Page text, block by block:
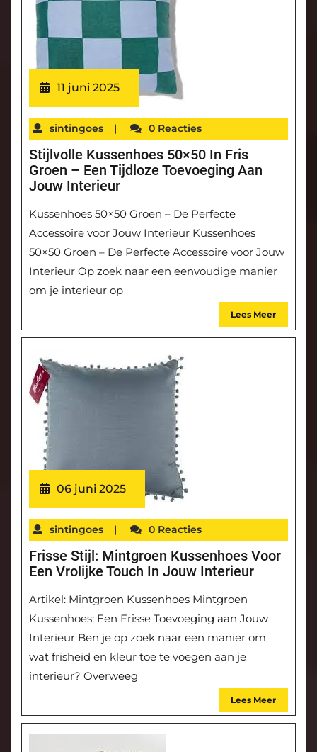
11 juni 2025
sintingoes | 0 Reacties
Stijlvolle Kussenhoes 50×50 In Fris
Groen – Een Tijdloze Toevoeging Aan
Jouw Interieur
Kussenhoes 50×50 Groen – De Perfecte
Accessoire voor Jouw Interieur Kussenhoes
50×50 Groen – De Perfecte Accessoire voor Jouw
Interieur Op zoek naar een eenvoudige manier
om je interieur op
Lees Meer
06 juni 2025
sintingoes | 0 Reacties
Frisse Stijl: Mintgroen Kussenhoes Voor
Een Vrolijke Touch In Jouw Interieur
Artikel: Mintgroen Kussenhoes Mintgroen
Kussenhoes: Een Frisse Toevoeging aan Jouw
Interieur Ben je op zoek naar een manier om
wat frisheid en kleur toe te voegen aan je
interieur? Overweeg
Lees Meer